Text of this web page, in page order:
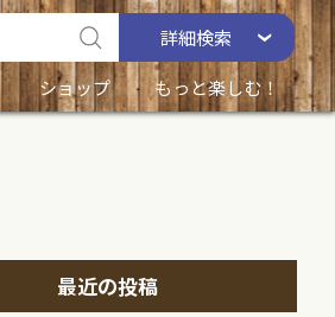
詳細検索
ショップ もっと楽しむ！
最近の投稿